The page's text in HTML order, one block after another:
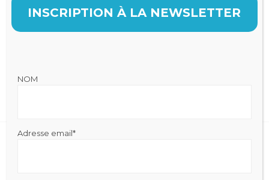
entreprises dont les cabinets dentaires, sur une durée forfaitaire
de 10 ans.INSCRIPTION À LA NEWSLETTER
NOM
Adresse email*